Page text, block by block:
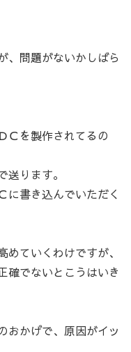
、問題がないかしばら
Ｃを製作されてるの
ります。
に書き込んでいただく
ていくわけですが、
確でないとこうはいき
おかげで、原因がイッ